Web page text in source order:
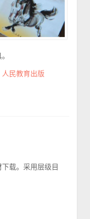
人民教育出版
载。采用层级目